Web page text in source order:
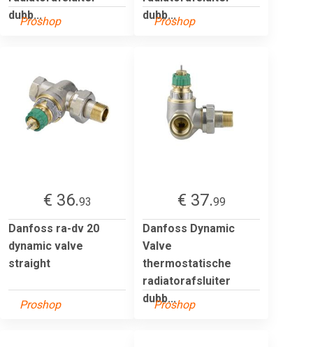
dubb...
Proshop
dubb...
Proshop
€ 36.93
Danfoss ra-dv 20
dynamic valve
straight
Proshop
€ 37.99
Danfoss Dynamic
Valve
thermostatische
radiatorafsluiter
dubb...
Proshop